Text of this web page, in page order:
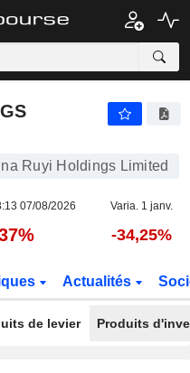
Ruyi Holdings Limited
07/08/2026 Varia. 1 janv.
-34,25%
Actualités
de levier Produits